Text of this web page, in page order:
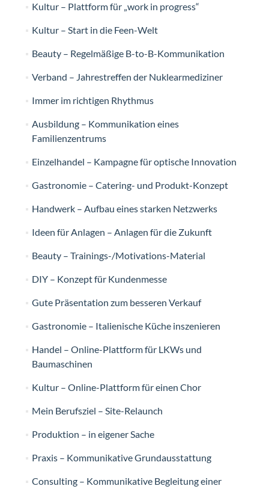
Kultur – Plattform für „work in progress“
Kultur – Start in die Feen-Welt
Beauty – Regelmäßige B-to-B-Kommunikation
Verband – Jahrestreffen der Nuklearmediziner
Immer im richtigen Rhythmus
Ausbildung – Kommunikation eines
Familienzentrums
Einzelhandel – Kampagne für optische Innovation
Gastronomie – Catering- und Produkt-Konzept
Handwerk – Aufbau eines starken Netzwerks
Ideen für Anlagen – Anlagen für die Zukunft
Beauty – Trainings-/Motivations-Material
DIY – Konzept für Kundenmesse
Gute Präsentation zum besseren Verkauf
Gastronomie – Italienische Küche inszenieren
Handel – Online-Plattform für LKWs und
Baumaschinen
Kultur – Online-Plattform für einen Chor
Mein Berufsziel – Site-Relaunch
Produktion – in eigener Sache
Praxis – Kommunikative Grundausstattung
Consulting – Kommunikative Begleitung einer